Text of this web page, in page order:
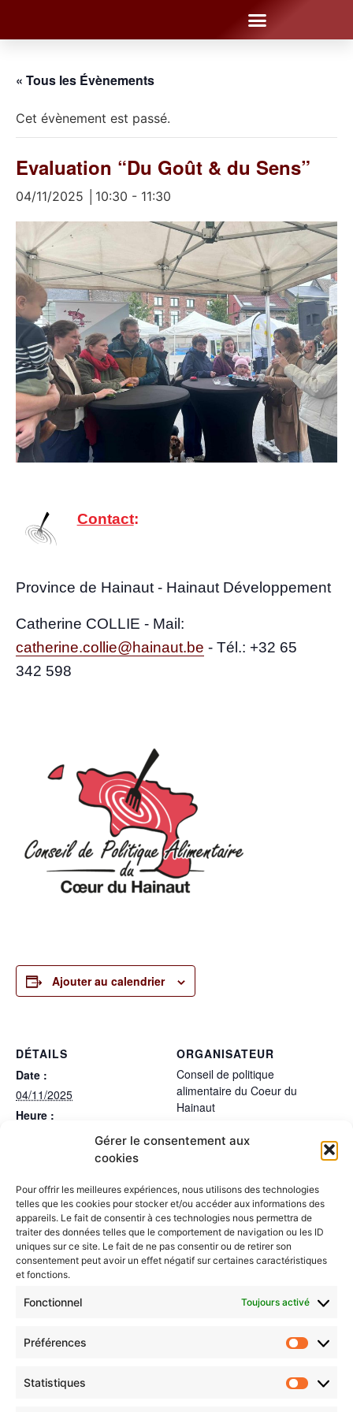
Gérer le consentement aux
cookies
Pour offrir les meilleures expériences, nous utilisons des technologies
telles que les cookies pour stocker et/ou accéder aux informations des
appareils. Le fait de consentir à ces technologies nous permettra de
traiter des données telles que le comportement de navigation ou les ID
uniques sur ce site. Le fait de ne pas consentir ou de retirer son
consentement peut avoir un effet négatif sur certaines caractéristiques
et fonctions.
Fonctionnel Toujours activé
Préférences
Statistiques
« Tous les Évènements
Cet évènement est passé.
Evaluation “Du Goût & du Sens”
04/11/2025 │10:30 - 11:30
Contact:
Pro­vince de Hai­naut - Hai­naut Développement
Cathe­rine COLLIE - Mail:
catherine.collie@hainaut.be - Tél.: +32 65
342 598
Ajouter au calendrier
DÉTAILS
Date :
04/11/2025
Heure :
ORGANISATEUR
Conseil de politique
alimentaire du Coeur du
Hainaut
LIEU
Visioconférence
CPA 2025 - Groupe de travail
“Paysages comestibles”
CPA 2025 - Groupe de travail
“Régie d’approvisionnement”